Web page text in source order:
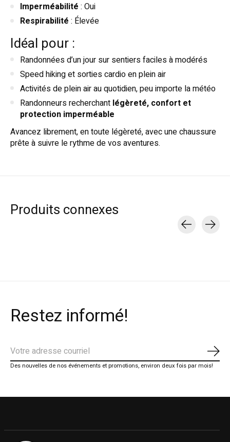
Imperméabilité : Oui
Respirabilité : Élevée
Idéal pour :
Randonnées d’un jour sur sentiers faciles à modérés
Speed hiking et sorties cardio en plein air
Activités de plein air au quotidien, peu importe la météo
Randonneurs recherchant légèreté, confort et
protection imperméable
Avancez librement, en toute légèreté, avec une chaussure
prête à suivre le rythme de vos aventures.
Produits connexes
Restez informé!
Des nouvelles de nos événements et promotions, environ deux fois par mois!